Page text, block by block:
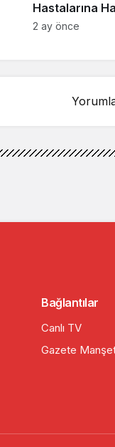
Hastalarına
ve Sıvı
2 ay önce
Bağlantılar
Canlı TV
Gazete